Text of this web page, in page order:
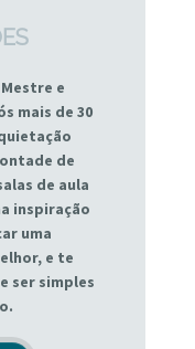
e
mais de 30
de
de aula
inspiração
uma
e te
ser simples